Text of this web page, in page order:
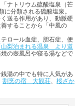
ナトリウム硫酸塩泉（芒
分類される硫酸塩泉。
送る作用があり、動脈硬
することから「中風の
ロール血症、胆石症、便
山梨泊まれる温泉 より道
の壺風呂や寝る湯などで
湯の中でも特に人気があ
割烹の宿 大観荘、 桜ざか